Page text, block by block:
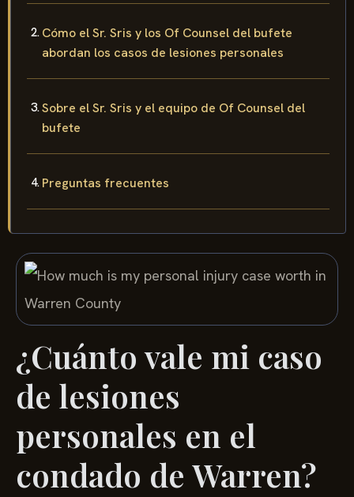
Cómo el Sr. Sris y los Of Counsel del bufete
abordan los casos de lesiones personales
Sobre el Sr. Sris y el equipo de Of Counsel del
bufete
Preguntas frecuentes
¿Cuánto vale mi caso
de lesiones
personales en el
condado de Warren?